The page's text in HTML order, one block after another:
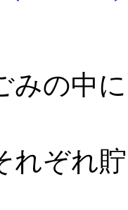
みの中
れぞれ